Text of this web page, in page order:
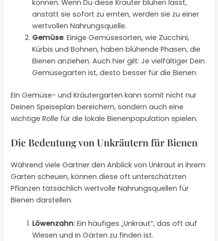
können. Wenn Du diese Kräuter blühen lässt,
anstatt sie sofort zu ernten, werden sie zu einer
wertvollen Nahrungsquelle.
Gemüse: Einige Gemüsesorten, wie Zucchini,
Kürbis und Bohnen, haben blühende Phasen, die
Bienen anziehen. Auch hier gilt: Je vielfältiger Dein
Gemüsegarten ist, desto besser für die Bienen.
Ein Gemüse- und Kräutergarten kann somit nicht nur
Deinen Speiseplan bereichern, sondern auch eine
wichtige Rolle für die lokale Bienenpopulation spielen.
Die Bedeutung von Unkräutern für Bienen
Während viele Gärtner den Anblick von Unkraut in ihrem
Garten scheuen, können diese oft unterschätzten
Pflanzen tatsächlich wertvolle Nahrungsquellen für
Bienen darstellen.
Löwenzahn: Ein häufiges „Unkraut“, das oft auf
Wiesen und in Gärten zu finden ist.